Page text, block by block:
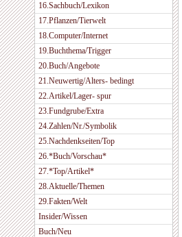
16.Sachbuch/Lexikon
17.Pflanzen/Tierwelt
18.Computer/Internet
19.Buchthema/Trigger
20.Buch/Angebote
21.Neuwertig/Alters- bedingt
22.Artikel/Lager- spur
23.Fundgrube/Extra
24.Zahlen/Nr./Symbolik
25.Nachdenkseiten/Top
26.*Buch/Vorschau*
27.*Top/Artikel*
28.Aktuelle/Themen
29.Fakten/Welt
Insider/Wissen
Buch/Neu